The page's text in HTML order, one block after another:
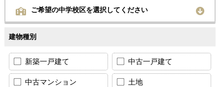
ご希望の中学校区を選択してください
建物種別
新築一戸建て 中古一戸建て
中古マンション 土地